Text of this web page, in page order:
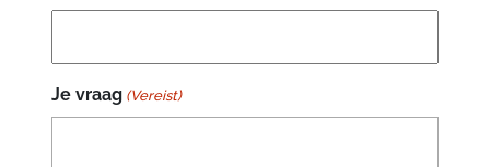
Je vraag (Vereist)